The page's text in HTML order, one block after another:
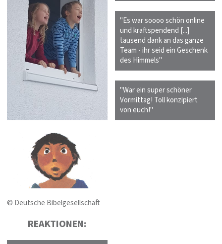
© Deutsche Bibelgesellschaft
REAKTIONEN:
"Es war soooo schön online
und kraftspendend [...]
tausend dank an das ganze
Team - ihr seid ein Geschenk
des Himmels"
"War ein super schöner
Vormittag! Toll konzipiert
von euch!"